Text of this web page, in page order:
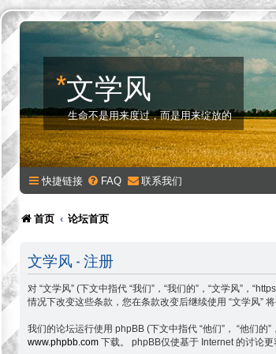
*文学风
生命不是用来度过，而是用来绽放的
快捷链接 FAQ 联系我们
首页 论坛首页
文学风 - 注册
对 “文学风” (下文中指代 “我们”，“我们的”，“文学风”，
情况下改变这些条款，您在条款改变后继续使用 “文学风”
我们的论坛运行使用 phpBB (下文中指代 “他们”， “他们的
www.phpbb.com 下载。 phpBB仅使基于 Internet 的讨论